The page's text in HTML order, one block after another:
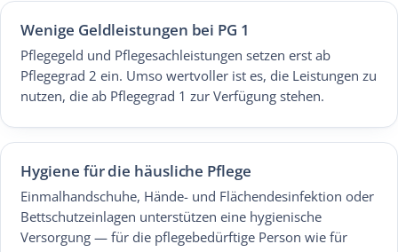
Wenige Geldleistungen bei PG 1
Pflegegeld und Pflegesachleistungen setzen erst ab
Pflegegrad 2 ein. Umso wertvoller ist es, die Leistungen zu
nutzen, die ab Pflegegrad 1 zur Verfügung stehen.
Hygiene für die häusliche Pflege
Einmalhandschuhe, Hände- und Flächendesinfektion oder
Bettschutzeinlagen unterstützen eine hygienische
Versorgung — für die pflegebedürftige Person wie für